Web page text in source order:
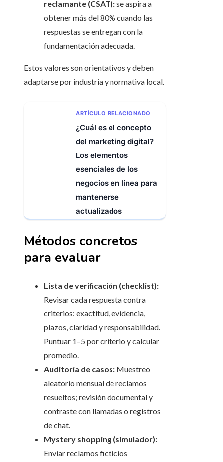
reclamante (CSAT):se aspira a
obtener más del 80% cuando las
respuestas se entregan con la
fundamentación adecuada.
Estos valores son orientativos y deben
adaptarse por industria y normativa local.
ARTÍCULO RELACIONADO
¿Cuál es el concepto
del marketing digital?
Los elementos
esenciales de los
negocios en línea para
mantenerse
actualizados
Métodos concretos
para evaluar
Lista de verificación (checklist):
Revisar cada respuesta contra
criterios: exactitud, evidencia,
plazos, claridad y responsabilidad.
Puntuar 1–5 por criterio y calcular
promedio.
Auditoría de casos: Muestreo
aleatorio mensual de reclamos
resueltos; revisión documental y
contraste con llamadas o registros
de chat.
Mystery shopping (simulador):
Enviar reclamos ficticios